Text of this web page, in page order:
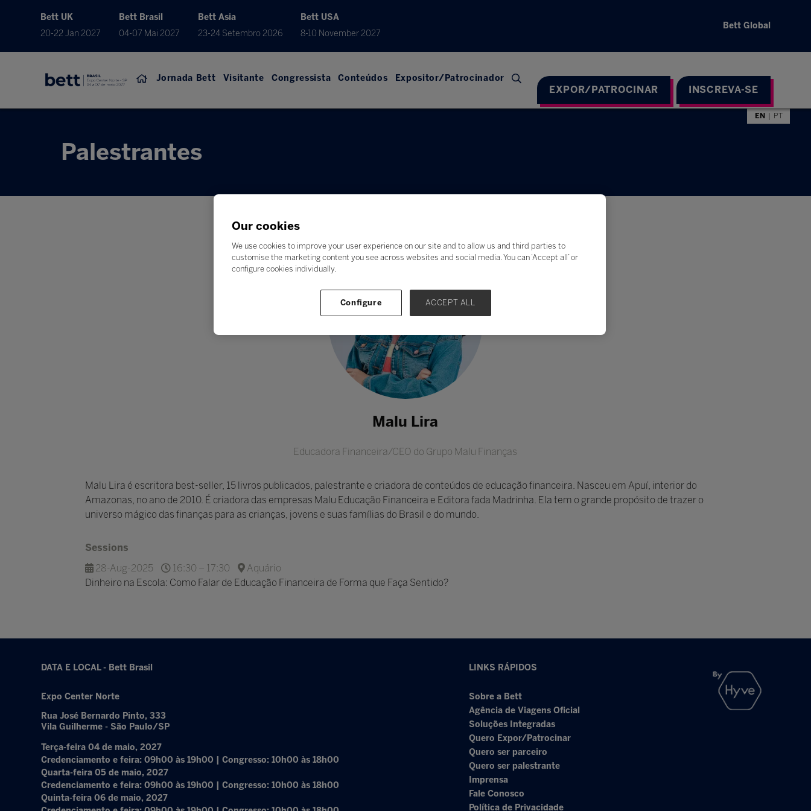
Bett UK
20-22 Jan 2027
Bett Brasil
04-07 Mai 2027
Bett Asia
23-24 Setembro 2026
Bett USA
8-10 November 2027
Bett Global
Jornada Bett Visitante Congressista Conteúdos Expositor/Patrocinador
EXPOR/PATROCINAR INSCREVA-SE
EN PT
Palestrantes
Malu Lira
Educadora Financeira/CEO do Grupo Malu Finanças
Malu Lira é escritora best-seller, 15 livros publicados, palestrante e criadora de conteúdos de educação financeira. Nasceu em Apuí, interior do
Amazonas, no ano de 2010. É criadora das empresas Malu Educação Financeira e Editora fada Madrinha. Ela tem o grande propósito de trazer o
universo mágico das finanças para as crianças, jovens e suas famílias do Brasil e do mundo.
Sessions
28-Aug-2025
16:30 – 17:30
Aquário
Dinheiro na Escola: Como Falar de Educação Financeira de Forma que Faça Sentido?
DATA E LOCAL - Bett Brasil
Expo Center Norte
Rua José Bernardo Pinto, 333
Vila Guilherme - São Paulo/SP
Terça-feira 04 de maio, 2027
Credenciamento e feira: 09h00 às 19h00 | Congresso: 10h00 às 18h00
Quarta-feira 05 de maio, 2027
Credenciamento e feira: 09h00 às 19h00 | Congresso: 10h00 às 18h00
Quinta-feira 06 de maio, 2027
LINKS RÁPIDOS
Sobre a Bett
Agência de Viagens Oficial
Soluções Integradas
Quero Expor/Patrocinar
Quero ser parceiro
Quero ser palestrante
Imprensa
Fale Conosco
Política de Privacidade
Our cookies
We use cookies to improve your user experience on our site and to allow us and third parties to
customise the marketing content you see across websites and social media. You can ‘Accept all’ or
configure cookies individually.
Configure ACCEPT ALL